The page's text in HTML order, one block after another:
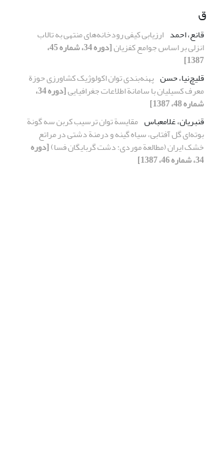
ق
قانع، احمد ارزیابی کیفی رودخانه‌های منتهی به تالاب
انزلی بر اساس جوامع کفزیان [دوره 34، شماره 45،
1387]
قلیچ‌نیا، حسن پهنه‌بندی توان اکولوژیک کشاورزی حوزة
معرف کسیلیان با سامانة اطلاعات جغرافیایی [دوره 34،
شماره 48، 1387]
قنبریان، غلامعباس مقایسة توان ترسیب کربن سه گونة
بوته‌ای گل آفتابی، سیاه گینه و درمنة دشتی در مراتع
خشک ایران (مطالعة موردی: دشت گربایگان فسا)[دوره
34، شماره 46، 1387]